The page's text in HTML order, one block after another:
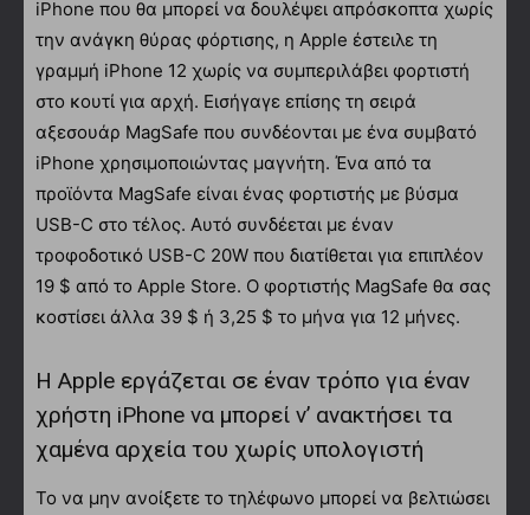
iPhone που θα μπορεί να δουλέψει απρόσκοπτα χωρίς
την ανάγκη θύρας φόρτισης, η Apple έστειλε τη
γραμμή iPhone 12 χωρίς να συμπεριλάβει φορτιστή
στο κουτί για αρχή. Εισήγαγε επίσης τη σειρά
αξεσουάρ MagSafe που συνδέονται με ένα συμβατό
iPhone χρησιμοποιώντας μαγνήτη. Ένα από τα
προϊόντα MagSafe είναι ένας φορτιστής με βύσμα
USB-C στο τέλος. Αυτό συνδέεται με έναν
τροφοδοτικό USB-C 20W που διατίθεται για επιπλέον
19 $ από το Apple Store. Ο φορτιστής MagSafe θα σας
κοστίσει άλλα 39 $ ή 3,25 $ το μήνα για 12 μήνες.
Η Apple εργάζεται σε έναν τρόπο για έναν
χρήστη iPhone να μπορεί ν’ ανακτήσει τα
χαμένα αρχεία του χωρίς υπολογιστή
Το να μην ανοίξετε το τηλέφωνο μπορεί να βελτιώσει